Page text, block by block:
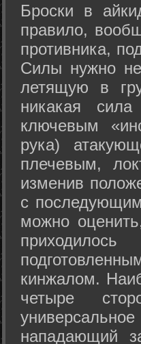
Броски в
правило,
противника,
Силы нужно
летящую в
никакая
ключевым
рука)
плечевым,
изменив
с
можно
кинжалом.
четыре
нападающий